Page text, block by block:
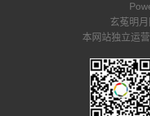
玄菟明
本网站独立运